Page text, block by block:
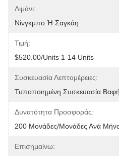
Λιμάνι:
Νίνγκμπο Ή Σαγκάη
Τιμή:
$520.00/units 1-14 Units
Συσκευασία Λεπτομέρειες:
Τυποποιημένη Συσκευασία
Δυνατότητα Προσφοράς:
200 Μονάδες/μονάδες Ανά
Επισημαίνω: